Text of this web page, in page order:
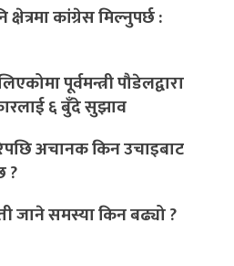
कांग्रेस मिल्नुपर्छ :
पूर्वमन्त्री पौडेलद्वारा
६ बुँदे सुझाव
अचानक किन उचाइबाट
?
जाने समस्या किन बढ्यो ?